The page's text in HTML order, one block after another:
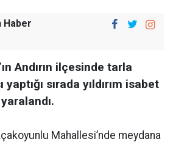
Haber
Andırın ilçesinde tarla
sırada yıldırım isabet
Mahallesi’nde meydana